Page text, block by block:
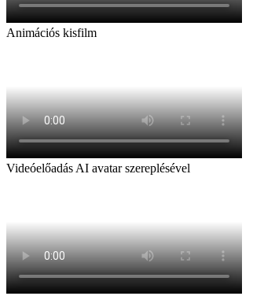
Animációs kisfilm
Videóelőadás AI avatar szereplésével